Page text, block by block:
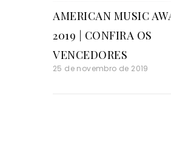
AMERICAN MUSIC
2019 | CONFIRA OS
VENCEDORES
25 de novembro de 2019